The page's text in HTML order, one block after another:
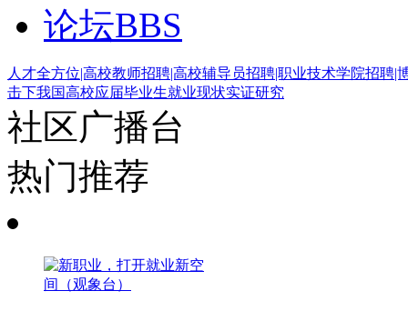
论坛BBS
人才全方位|高校教师招聘|高校辅导员招聘|职业技术学院招聘|
击下我国高校应届毕业生就业现状实证研究
社区广播台
热门推荐